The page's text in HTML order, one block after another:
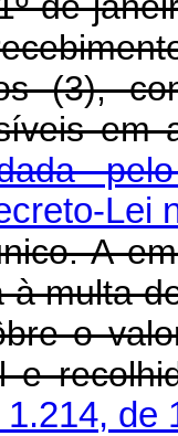
(3),
Lei
A
à multa
o
e
de